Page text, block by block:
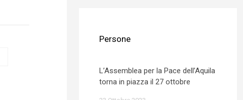
Persone
L’Assemblea per la Pace dell’Aquila
torna in piazza il 27 ottobre